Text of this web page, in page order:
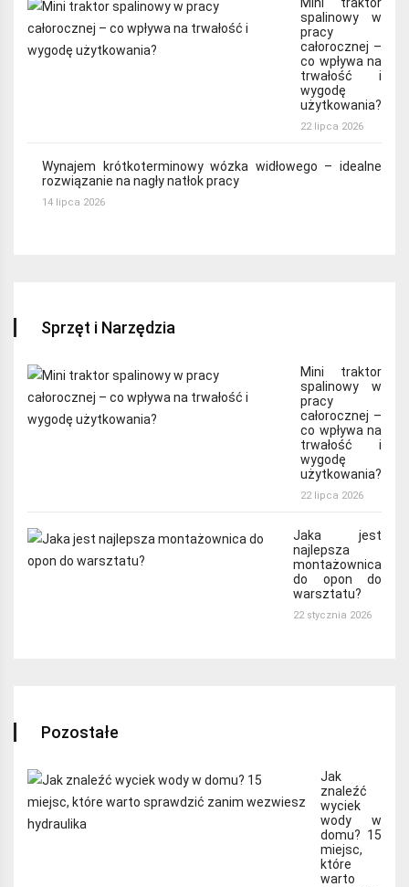
spalinowy w
pracy
całorocznej –
co wpływa na
trwałość i
wygodę
użytkowania?
22 lipca 2026
Wynajem krótkoterminowy wózka widłowego – idealne
rozwiązanie na nagły natłok pracy
14 lipca 2026
Sprzęt i Narzędzia
Mini traktor
spalinowy w
pracy
całorocznej –
co wpływa na
trwałość i
wygodę
użytkowania?
22 lipca 2026
Jaka jest
najlepsza
montażownica
do opon do
warsztatu?
22 stycznia 2026
Pozostałe
Jak
znaleźć
wyciek
wody w
domu? 15
miejsc,
które
warto